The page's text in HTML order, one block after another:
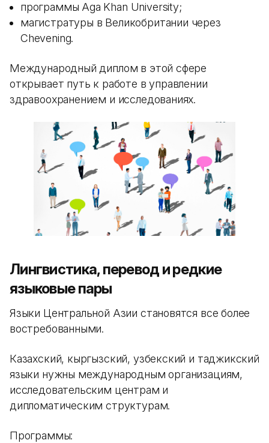
программы Aga Khan University;
магистратуры в Великобритании через
Chevening.
Международный диплом в этой сфере
открывает путь к работе в управлении
здравоохранением и исследованиях.
Лингвистика, перевод и редкие
языковые пары
Языки Центральной Азии становятся все более
востребованными.
Казахский, кыргызский, узбекский и таджикский
языки нужны международным организациям,
исследовательским центрам и
дипломатическим структурам.
Программы: